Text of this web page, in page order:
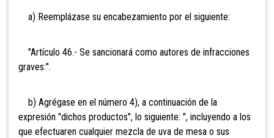
a) Reemplázase su encabezamiento por el siguiente:
"Artículo 46.- Se sancionará como autores de infracciones
graves:".
b) Agrégase en el número 4), a continuación de la
expresión "dichos productos", lo siguiente: ", incluyendo a los
que efectuaren cualquier mezcla de uva de mesa o sus